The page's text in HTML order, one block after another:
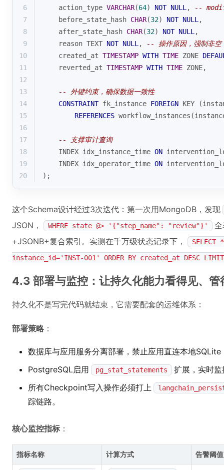
6
    action_type
VARCHAR(64) NOT NULL ,
--
7
    before_state_hash
CHAR(32) NOT NULL ,
8
    after_state_hash
CHAR(32) NOT NULL ,
9
    reason TEXT
NOT NULL ,
-- 操作原因，强制非空
10
    created_at
TIMESTAMP WITH TIME ZONE
11
    reverted_at
TIMESTAMP WITH TIME ZONE,
12
13
-- 外键约束，确保数据一致性
14
CONSTRAINT fk_instance FOREIGN KEY
15
REFERENCES
16
17
-- 支撑审计查询
18
    INDEX idx_instance_time
ON
19
    INDEX idx_operator_time
ON
20
);
这个Schema设计经过3次迭代：第一次用MongoDB，发现
JSON，
WHERE state @> '{"step_name": "review"}'
+JSONB+复合索引。实测在千万级状态记录下，
SELECT
instance_id='INST-001' ORDER BY created_at DESC
4.3 部署与监控：让持久化能力看得见、管
持久化不是写完代码就结束，它需要配套的运维体系：
部署策略 ：
数据库与应用服务分离部署，禁止应用直连本地SQLite
PostgreSQL启用
pg_stat_statements
扩展，实时
所有Checkpoint写入操作必须打上
踪链路。
核心监控指标 ：
指标名称 计算方式 告警阈值